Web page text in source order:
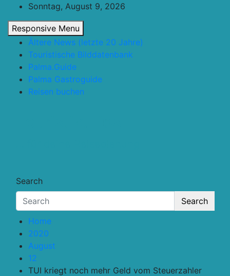
content
Sonntag, August 9, 2026
Responsive Menu
Ältere News (letzte 20 Jahre)
Touristische Bilddatenbank
Palma.Guide
Palma Gastroguide
Reisen buchen
Search
Search
Home
2020
August
12
TUI kriegt noch mehr Geld vom Steuerzahler